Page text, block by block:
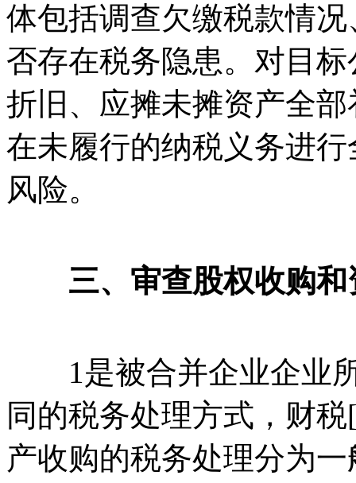
体包括调查欠缴税款情
否存在税务隐患。对目
折旧、应摊未摊资产全
在未履行的纳税义务进
风险。
三、审查股权收购
1是被合并企业企业所
同的税务处理方式，财
产收购的税务处理分为